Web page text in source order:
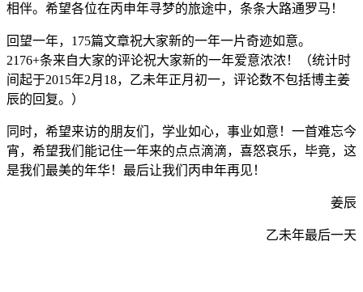
相伴。希望各位在丙申年寻梦的旅途中，条条大路通罗马！
回望一年，175篇文章祝大家新的一年一片奇迹如意。
2176+条来自大家的评论祝大家新的一年爱意浓浓！（统计时
间起于2015年2月18，乙未年正月初一，评论数不包括博主姜
辰的回复。）
同时，希望来访的朋友们，学业如心，事业如意！一首难忘今
宵，希望我们能记住一年来的点点滴滴，喜怒哀乐，毕竟，这
是我们最美的年华！最后让我们丙申年再见！
姜辰
乙未年最后一天